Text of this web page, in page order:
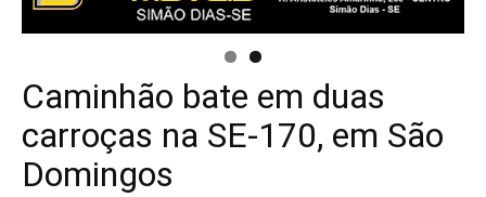
Caminhão bate em duas
carroças na SE-170, em São
Domingos